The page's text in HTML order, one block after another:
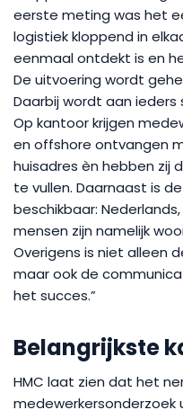
eerste meting was het
logistiek kloppend in
eenmaal ontdekt is en
De uitvoering wordt
Daarbij wordt aan
Op kantoor krijgen
en offshore ontvangen
huisadres èn hebben zij
te vullen. Daarnaast is
beschikbaar:
mensen zijn namelijk
Overigens is niet alleen
maar ook de
het succes.”
Belangrijkste
HMC laat zien dat het